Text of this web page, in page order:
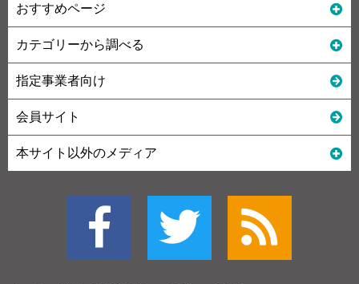
おすすめページ
カテゴリーから調べる
指定事業者向け
会員サイト
本サイト以外のメディア